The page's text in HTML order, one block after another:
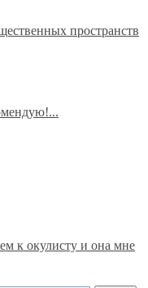
пространств
к окулисту и она мне